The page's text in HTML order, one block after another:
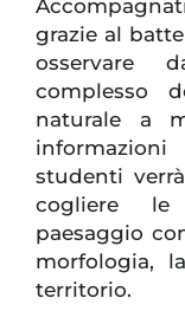
grazie al
osservare
complesso
naturale a
studenti
cogliere le
paesaggio
morfologia,
territorio.